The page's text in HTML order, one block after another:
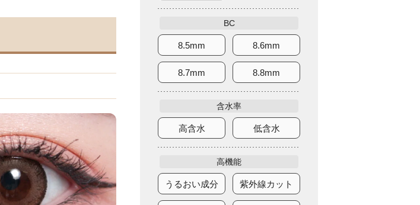
BC
8.5mm 8.6mm
8.7mm 8.8mm
含水率
高含水 低含水
高機能
うるおい成分 紫外線カット